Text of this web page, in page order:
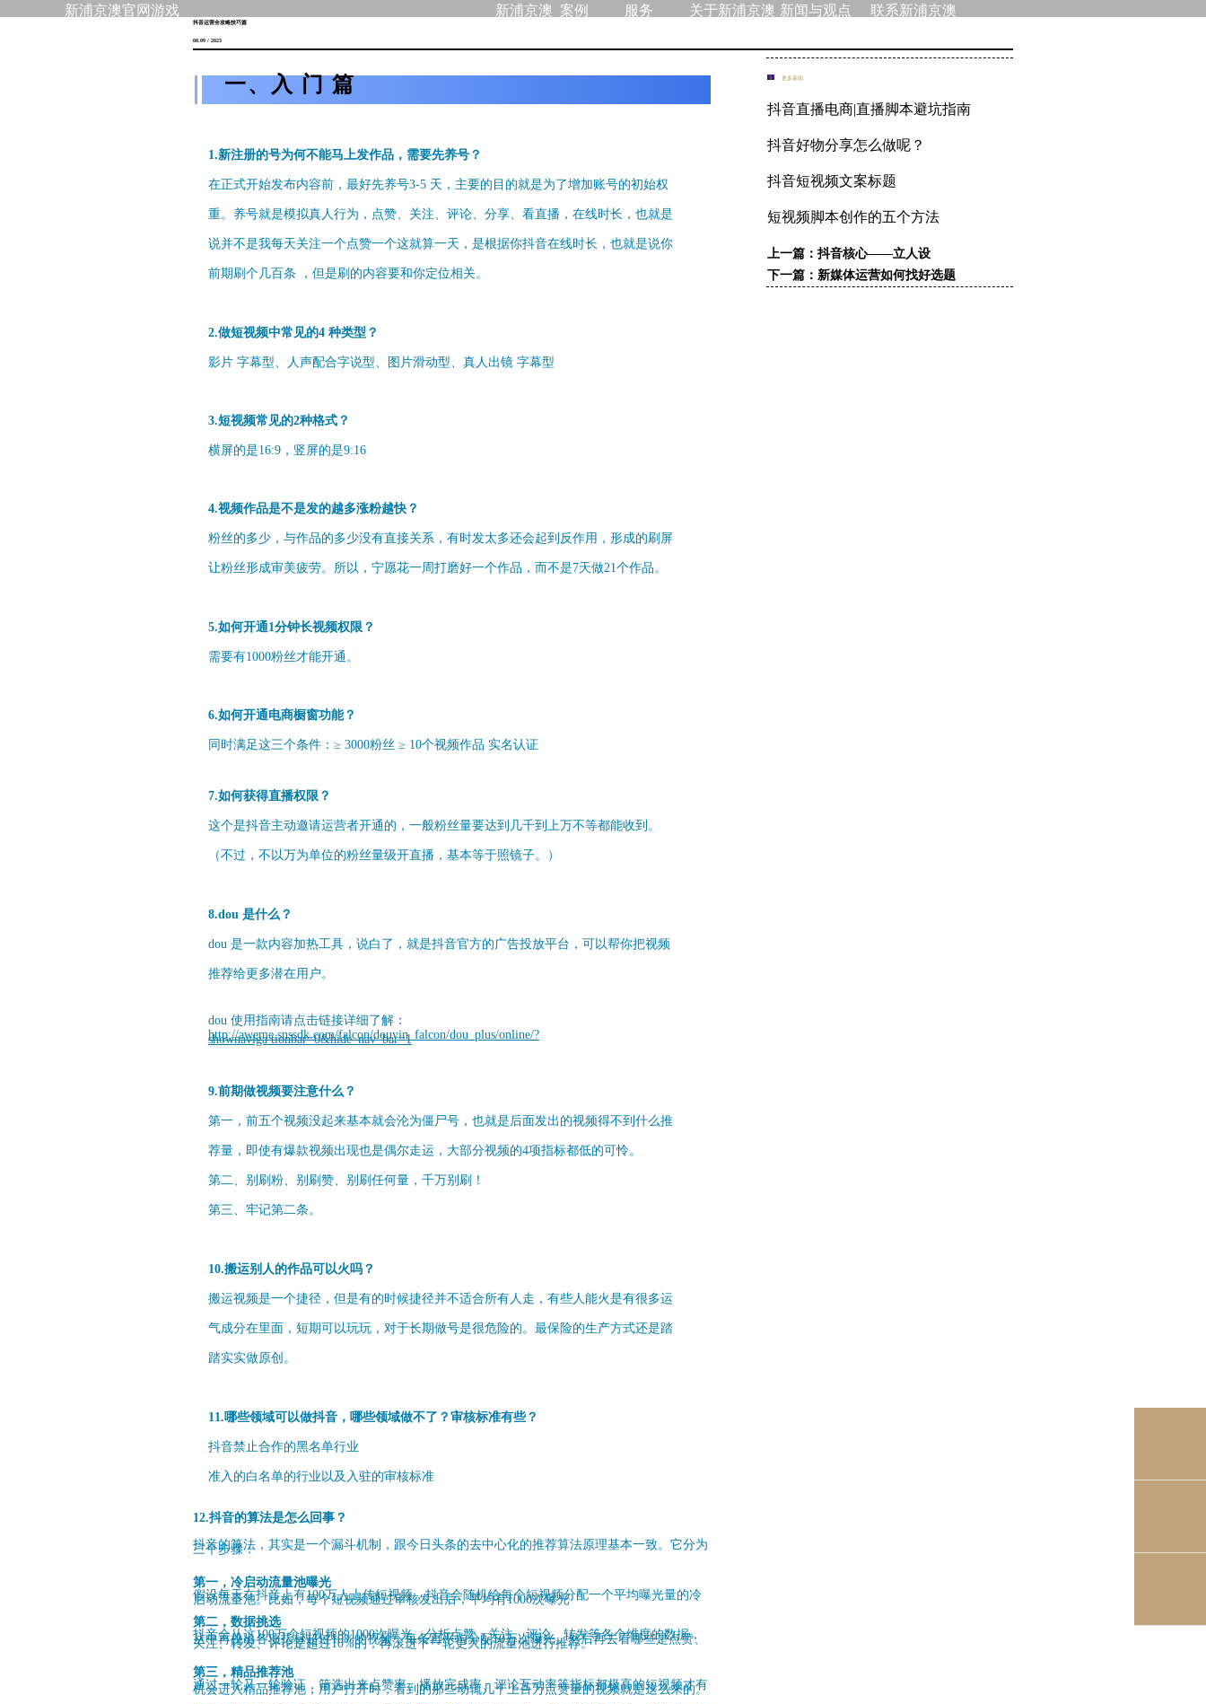
新浦京澳官网游戏
新浦京澳 案例 服务
关于新浦京澳 新闻与观点
联系新浦京澳
抖音运营全攻略技巧篇
08.09 / 2023
一、入 门 篇
1.新注册的号为何不能马上发作品，需要先养号？
在正式开始发布内容前，最好先养号3-5 天，主要的目的就是为了增加账号的初始权
重。养号就是模拟真人行为，点赞、关注、评论、分享、看直播，在线时长，也就是
说并不是我每天关注一个点赞一个这就算一天，是根据你抖音在线时长，也就是说你
前期刷个几百条 ，但是刷的内容要和你定位相关。
2.做短视频中常见的4 种类型？
影片 字幕型、人声配合字说型、图片滑动型、真人出镜 字幕型
3.短视频常见的2种格式？
横屏的是16:9，竖屏的是9:16
4.视频作品是不是发的越多涨粉越快？
粉丝的多少，与作品的多少没有直接关系，有时发太多还会起到反作用，形成的刷屏
让粉丝形成审美疲劳。所以，宁愿花一周打磨好一个作品，而不是7天做21个作品。
5.如何开通1分钟长视频权限？
需要有1000粉丝才能开通。
6.如何开通电商橱窗功能？
同时满足这三个条件：≥ 3000粉丝 ≥ 10个视频作品 实名认证
7.如何获得直播权限？
这个是抖音主动邀请运营者开通的，一般粉丝量要达到几千到上万不等都能收到。
（不过，不以万为单位的粉丝量级开直播，基本等于照镜子。）
8.dou 是什么？
dou 是一款内容加热工具，说白了，就是抖音官方的广告投放平台，可以帮你把视频
推荐给更多潜在用户。
dou使用指南请点击链接详细了解：
http://aweme.snssdk.com/falcon/douyin_falcon/dou_plus/online/?
shownaviga tionbar=0&hide_nav_bar=1
9.前期做视频要注意什么？
第一，前五个视频没起来基本就会沦为僵尸号，也就是后面发出的视频得不到什么推
荐量，即使有爆款视频出现也是偶尔走运，大部分视频的4项指标都低的可怜。
第二、别刷粉、别刷赞、别刷任何量，千万别刷！
第三、牢记第二条。
10.搬运别人的作品可以火吗？
搬运视频是一个捷径，但是有的时候捷径并不适合所有人走，有些人能火是有很多运
气成分在里面，短期可以玩玩，对于长期做号是很危险的。最保险的生产方式还是踏
踏实实做原创。
11.哪些领域可以做抖音，哪些领域做不了？审核标准有些？
抖音禁止合作的黑名单行业
准入的白名单的行业以及入驻的审核标准
12.抖音的算法是怎么回事？
抖音的算法，其实是一个漏斗机制，跟今日头条的去中心化的推荐算法原理基本一致。它分为
三个步骤：
第一，冷启动流量池曝光
假设每天在抖音上有100万人上传短视频，抖音会随机给每个短视频分配一个平均曝光量的冷
启动流量池。比如，每个短视频通过审核发出后，平均有1000次曝光
第二，数据挑选
抖音会从这100万个短视频的1000次曝光，分析点赞、关注、评论、转发等各个维度的数据，
从中再挑出各项指标超过10%的视频，每条再平均分配10万次曝光。然后再去看哪些是点赞、
关注、转发、评论是超过10%的，再滚进下一轮更大的流量池进行推荐。
第三，精品推荐池
通过一轮又一轮验证，筛选出来点赞率、播放完成率、评论互动率等指标都极高的短视频才有
机会进入精品推荐池，用户打开时，看到的那些动辄几十上百万点赞量的视频就是这么来的。
更多新闻
抖音直播电商|直播脚本避坑指南
抖音好物分享怎么做呢？
抖音短视频文案标题
短视频脚本创作的五个方法
上一篇：抖音核心——立人设
下一篇：新媒体运营如何找好选题